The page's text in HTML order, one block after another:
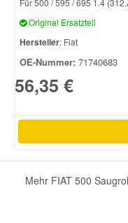
Für 500 / 595 / 695 1.4
Original Ersatzteil
Hersteller: Fiat
OE-Nummer: 71740683
56,35 €
Mehr FIAT 500
Smart Ersatzteile
Suzuki Ersatzteile